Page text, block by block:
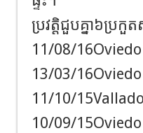
ប្រវត្តិជួបគ្នា៦ប្រកួ
11/08/
13/03/
11/10/
10/09/